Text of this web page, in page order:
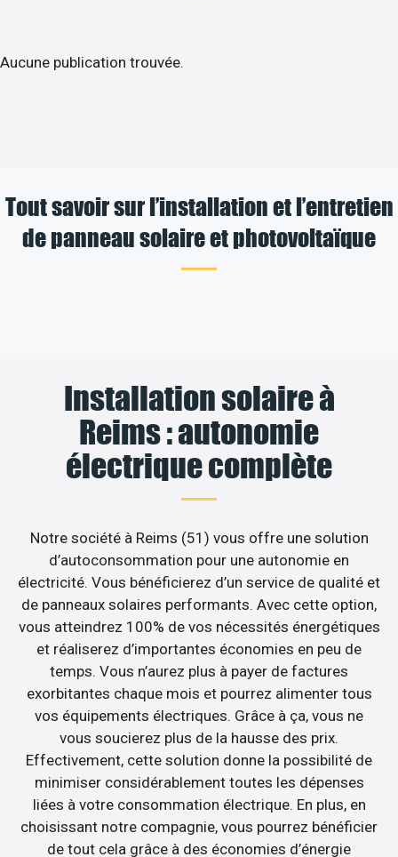
Aucune publication trouvée.
Tout savoir sur l’installation et l’entretien
de panneau solaire et photovoltaïque
Installation solaire à
Reims : autonomie
électrique complète
Notre société à Reims (51) vous offre une solution
d’autoconsommation pour une autonomie en
électricité. Vous bénéficierez d’un service de qualité et
de panneaux solaires performants. Avec cette option,
vous atteindrez 100% de vos nécessités énergétiques
et réaliserez d’importantes économies en peu de
temps. Vous n’aurez plus à payer de factures
exorbitantes chaque mois et pourrez alimenter tous
vos équipements électriques. Grâce à ça, vous ne
vous soucierez plus de la hausse des prix.
Effectivement, cette solution donne la possibilité de
minimiser considérablement toutes les dépenses
liées à votre consommation électrique. En plus, en
choisissant notre compagnie, vous pourrez bénéficier
de tout cela grâce à des économies d’énergie